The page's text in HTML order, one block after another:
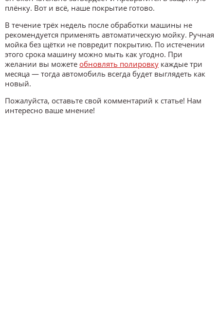
плёнку. Вот и всё, наше покрытие готово.
В течение трёх недель после обработки машины не
рекомендуется применять автоматическую мойку. Ручная
мойка без щётки не повредит покрытию. По истечении
этого срока машину можно мыть как угодно. При
желании вы можете обновлять полировку каждые три
месяца — тогда автомобиль всегда будет выглядеть как
новый.
Пожалуйста, оставьте свой комментарий к статье! Нам
интересно ваше мнение!